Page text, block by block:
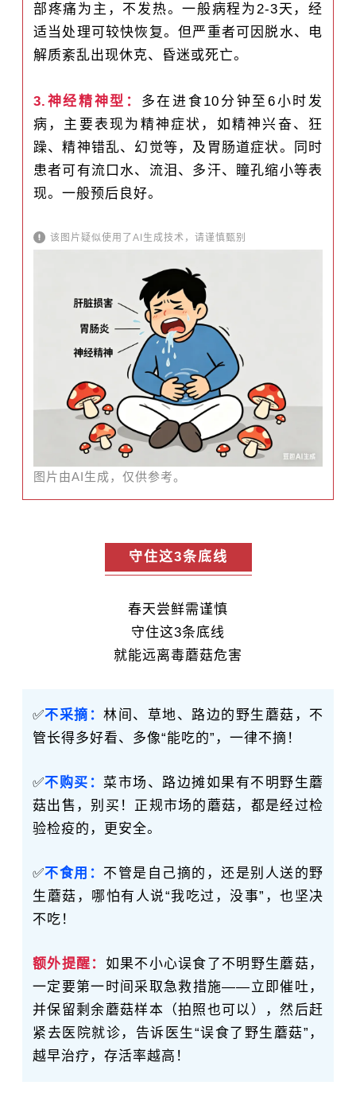
部疼痛为主，不发热。一般病程为2-3天，经
适当处理可较快恢复。但严重者可因脱水、电
解质紊乱出现休克、昏迷或死亡。
3.神经精神型： 多在进食10分钟至6小时发
病，主要表现为精神症状，如精神兴奋、狂
躁、精神错乱、幻觉等，及胃肠道症状。同时
患者可有流口水、流泪、多汗、瞳孔缩小等表
现。一般预后良好。
该图片疑似使用了AI生成技术，请谨慎甄别
图片由AI生成，仅供参考。
守住这3条底线
春天尝鲜需谨慎
守住这3条底线
就能远离毒蘑菇危害
✅不采摘：林间、草地、路边的野生蘑菇，不
管长得多好看、多像“能吃的”，一律不摘！
✅不购买： 菜市场、路边摊如果有不明野生蘑
菇出售，别买！正规市场的蘑菇，都是经过检
验检疫的，更安全。
✅不食用： 不管是自己摘的，还是别人送的野
生蘑菇，哪怕有人说“我吃过，没事”，也坚决
不吃！
额外提醒： 如果不小心误食了不明野生蘑菇，
一定要第一时间采取急救措施——立即催吐，
并保留剩余蘑菇样本（拍照也可以），然后赶
紧去医院就诊，告诉医生“误食了野生蘑菇”，
越早治疗，存活率越高！